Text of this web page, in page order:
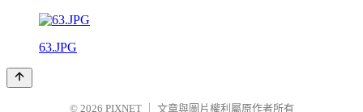
63.JPG
© 2026 PIXNET 文章與圖片權利屬原作者所有